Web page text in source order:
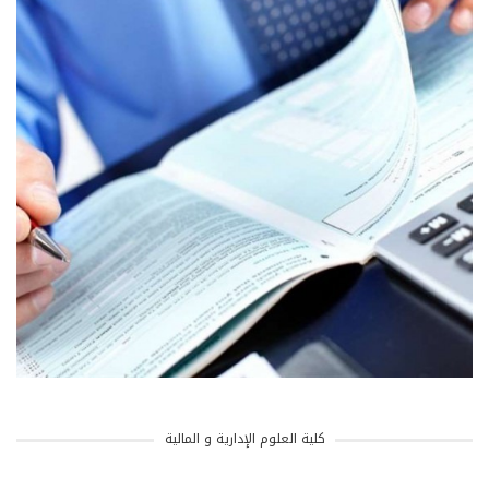
كلية العلوم الإدارية و المالية